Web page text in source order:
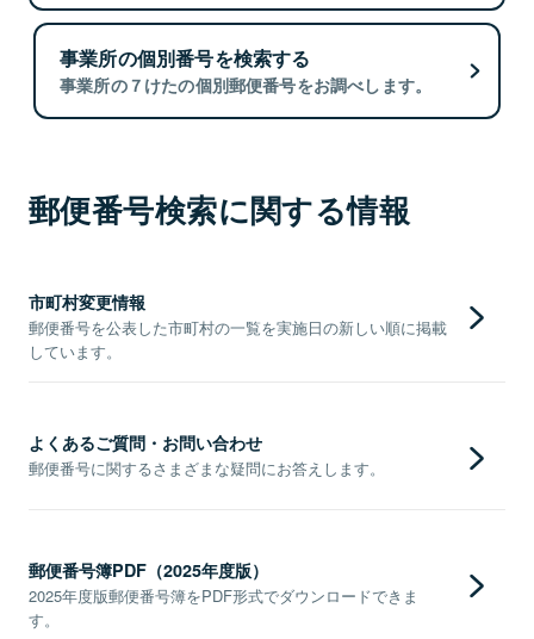
事業所の個別番号を検索する
事業所の７けたの個別郵便番号をお調べします。
郵便番号検索に関する情報
市町村変更情報
郵便番号を公表した市町村の一覧を実施日の新しい順に掲載
しています。
よくあるご質問・お問い合わせ
郵便番号に関するさまざまな疑問にお答えします。
郵便番号簿PDF（2025年度版）
2025年度版郵便番号簿をPDF形式でダウンロードできま
す。